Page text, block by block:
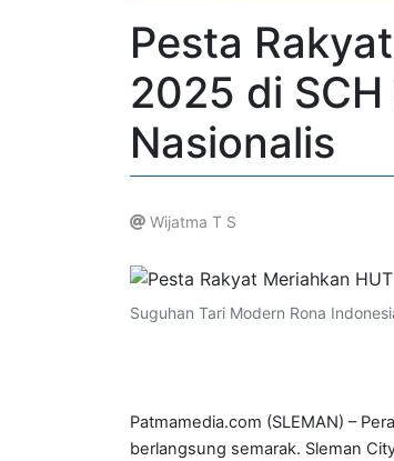
Pesta
2025 di
Nasionalis
Wijatma T S
Suguhan Tari Modern Rona
Patmamedia.com (SLEMAN) –
berlangsung semarak. Sleman